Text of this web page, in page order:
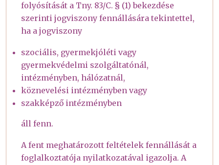
folyósítását a Tny. 83/C. § (1) bekezdése
szerinti jogviszony fennállására tekintettel,
ha a jogviszony
szociális, gyermekjóléti vagy
gyermekvédelmi szolgáltatónál,
intézményben, hálózatnál,
köznevelési intézményben vagy
szakképző intézményben
áll fenn.
A fent meghatározott feltételek fennállását a
foglalkoztatója nyilatkozatával igazolja. A